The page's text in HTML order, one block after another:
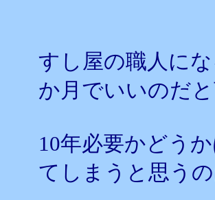
すし屋の職人に
か月でいいのだ
10年必要かどう
てしまうと思う